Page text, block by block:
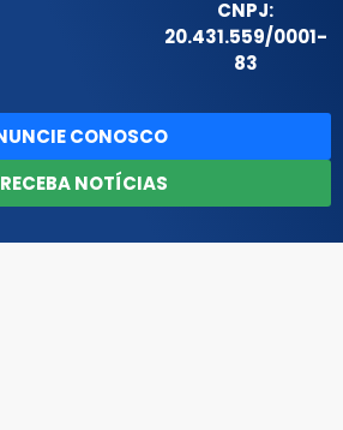
CNPJ:
20.431.559/0001-
83
CONOSCO
RECEBA NOTÍCIAS